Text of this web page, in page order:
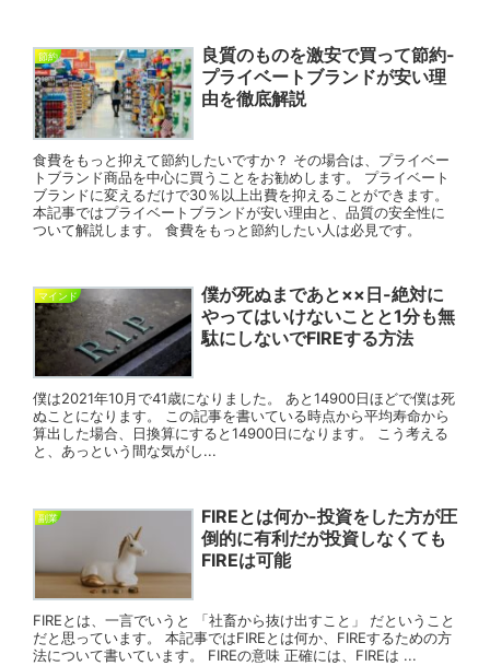
節約
良質のものを激安で買って節約-
プライベートブランドが安い理
由を徹底解説
食費をもっと抑えて節約したいですか？ その場合は、プライベー
トブランド商品を中心に買うことをお勧めします。 プライベート
ブランドに変えるだけで30％以上出費を抑えることができます。
本記事ではプライベートブランドが安い理由と、品質の安全性に
ついて解説します。 食費をもっと節約したい人は必見です。
マインド
僕が死ぬまであと××日-絶対に
やってはいけないことと1分も無
駄にしないでFIREする方法
僕は2021年10月で41歳になりました。 あと14900日ほどで僕は死
ぬことになります。 この記事を書いている時点から平均寿命から
算出した場合、日換算にすると14900日になります。 こう考える
と、あっという間な気がし...
副業
FIREとは何か-投資をした方が圧
倒的に有利だが投資しなくても
FIREは可能
FIREとは、一言でいうと 「社畜から抜け出すこと」 だということ
だと思っています。 本記事ではFIREとは何か、FIREするための方
法について書いています。 FIREの意味 正確には、FIREは ...